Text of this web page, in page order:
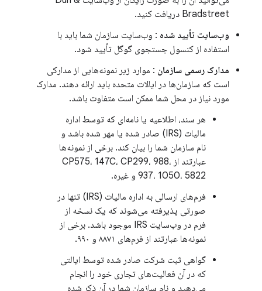
Bradstreet دریافت کنید.
وب‌سایت تأیید شده : وب‌سایت سازمان شما باید با
استفاده از کنسول جستجوی گوگل تأیید شود.
مدارک رسمی سازمان : موارد زیر نمونه‌هایی از مدارکی
است که سازمان‌ها در ایالات متحده باید ارائه دهند. مدارک
مورد نیاز در محل شما ممکن است متفاوت باشد.
هر سند، اطلاعیه یا نامه‌ای که توسط اداره
مالیات (IRS) صادر شده یا مهر شده باشد و
نام سازمان شما را بیان کند. برخی از نمونه‌ها
عبارتند از CP575، 147C، CP299، 988،
937، 1050، 5822 و غیره.
فرم‌های ارسالی به اداره مالیات (IRS) تنها در
صورتی پذیرفته می‌شوند که یک نسخه از
فرم در وب‌سایت IRS موجود باشد. برخی از
نمونه‌ها عبارتند از فرم‌های ۸۸۷۱ و ۹۹۰.
گواهی ثبت شرکت صادر شده توسط ایالتی
که در آن فعالیت‌های تجاری خود را انجام
می‌دهید و نام سازمان شما در آن ذکر شده